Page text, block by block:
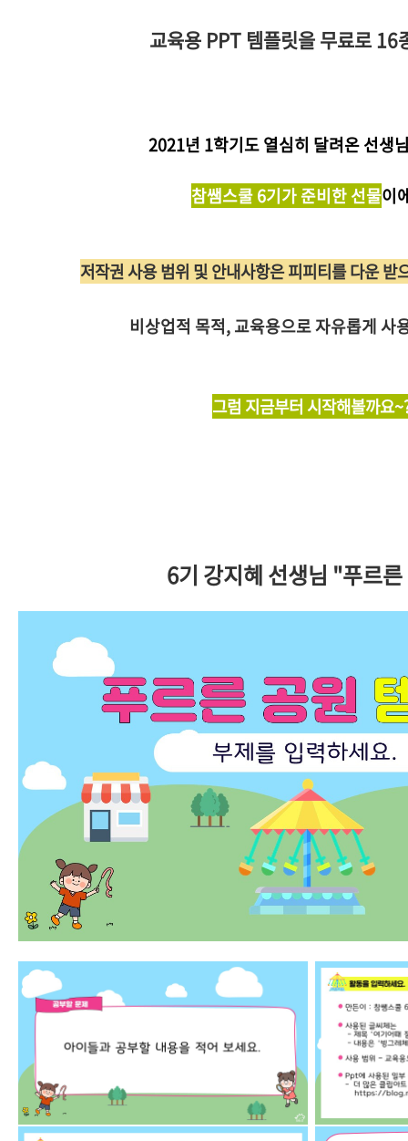
교육용 PPT 템플릿을 무료로16
2021년 1학기도 열심히 달려온 선생
참쌤스쿨 6기가 준비한 선물이
저작권 사용 범위 및 안내사항은 피피티를 다운 받
비상업적 목적, 교육용으로 자유롭게 사
그럼 지금부터 시작해볼까요
6기 강지혜 선생님 "푸르